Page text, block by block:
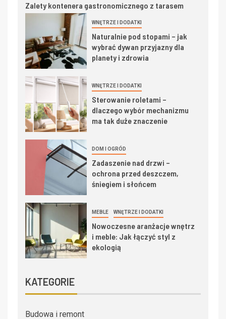
Zalety kontenera gastronomicznego z tarasem
WNĘTRZE I DODATKI
Naturalnie pod stopami – jak
wybrać dywan przyjazny dla
planety i zdrowia
WNĘTRZE I DODATKI
Sterowanie roletami –
dlaczego wybór mechanizmu
ma tak duże znaczenie
DOM I OGRÓD
Zadaszenie nad drzwi –
ochrona przed deszczem,
śniegiem i słońcem
MEBLE WNĘTRZE I DODATKI
Nowoczesne aranżacje wnętrz
i meble: Jak łączyć styl z
ekologią
KATEGORIE
Budowa i remont